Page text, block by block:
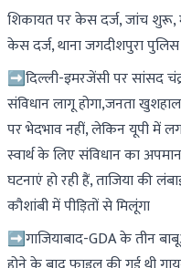
शिकायत पर केस दर्ज, जांच शुरू,
केस दर्ज, थाना जगदीशपुरा
➡दिल्ली-इमरजेंसी पर सांसद
संविधान लागू होगा,जनता
पर भेदभाव नहीं, लेकिन यूपी में
स्वार्थ के लिए संविधान का
घटनाएं हो रही हैं, ताजिया की
कौशांबी में पीड़ितों से मिलूंगा
➡गाजियाबाद-GDA के तीन